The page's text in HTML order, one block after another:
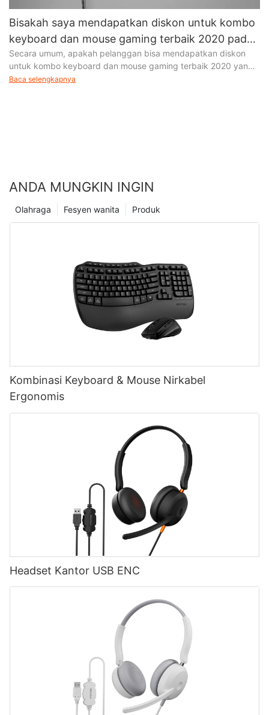
Bisakah saya mendapatkan diskon untuk kombo
keyboard dan mouse gaming terbaik 2020 pada
pesanan pertama saya?
Secara umum, apakah pelanggan bisa mendapatkan diskon
untuk kombo keyboard dan mouse gaming terbaik 2020 yang
ditawarkan oleh Meetion Tech Co., LTD terutama bergantung
Baca selengkapnya
ANDA MUNGKIN INGIN
Produk
Fesyen wanita
Olahraga
Kombinasi Keyboard & Mouse Nirkabel
Ergonomis
Headset Kantor USB ENC